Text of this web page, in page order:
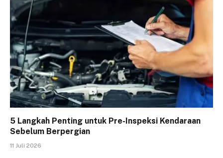
5 Langkah Penting untuk Pre-Inspeksi Kendaraan
Sebelum Berpergian
11 Juli 2026